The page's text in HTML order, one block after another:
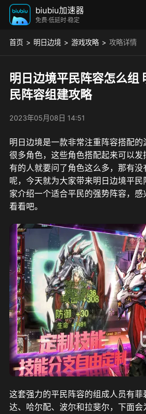
biubiu加速器
免费·低延时·稳定
首页 明日边境 游戏攻略 攻略详情
明日边境平民阵容怎么组
民阵容组建攻略
2023年05月08日 14:51
明日边境是一款非常注重阵容搭配
很多角色，这些角色搭配起来可以发
有的人就要问了角色这么多，那有
呢，今天就为大家带来明日边境平
家介绍一个适合平民的强势阵容，
看看吧。
这套强力的平民阵容的组成人员有菲
达、哈尔配、波尔和拉斐尔，下面会